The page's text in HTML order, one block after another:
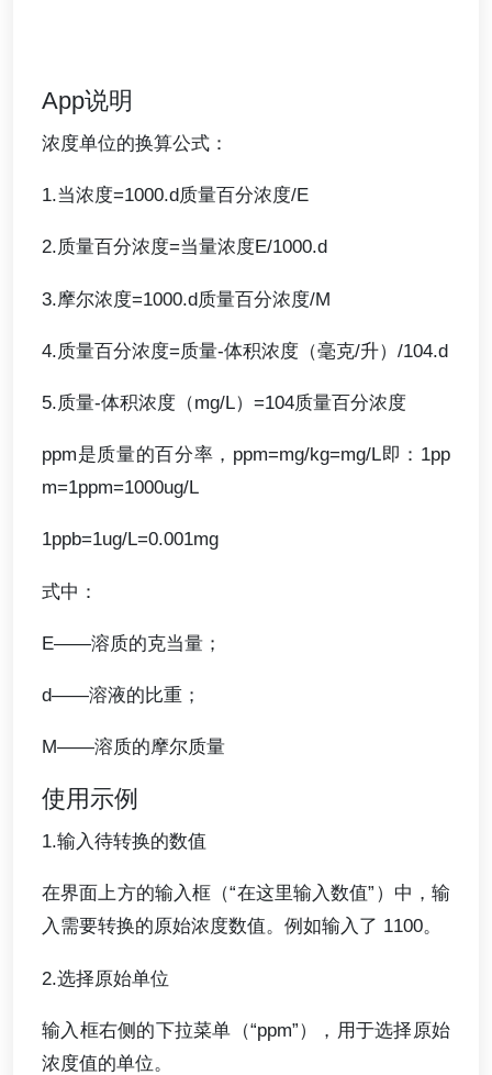
App说明
浓度单位的换算公式：
1.当浓度=1000.d质量百分浓度/E
2.质量百分浓度=当量浓度E/1000.d
3.摩尔浓度=1000.d质量百分浓度/M
4.质量百分浓度=质量-体积浓度（毫克/升）/104.d
5.质量-体积浓度（mg/L）=104质量百分浓度
ppm是质量的百分率，ppm=mg/kg=mg/L即：1pp
m=1ppm=1000ug/L
1ppb=1ug/L=0.001mg
式中：
E——溶质的克当量；
d——溶液的比重；
M——溶质的摩尔质量
使用示例
1.输入待转换的数值
在界面上方的输入框（“在这里输入数值”）中，输
入需要转换的原始浓度数值。例如输入了 1100。
2.选择原始单位
输入框右侧的下拉菜单（“ppm”），用于选择原始
浓度值的单位。